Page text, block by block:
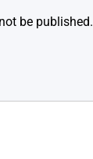
be published.